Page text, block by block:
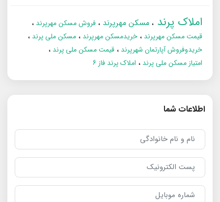
املاک پرند مسکن مهرپرند
فروش مسکن مهرپرند
قیمت مسکن مهرپرند
خریدمسکن مهرپرند
مسکن ملی پرند
خریدوفروش آپارتمان شهرپرند
قیمت مسکن ملی پرند
امتیاز مسکن ملی پرند
املاک پرند فاز 6
اطلاعات شما